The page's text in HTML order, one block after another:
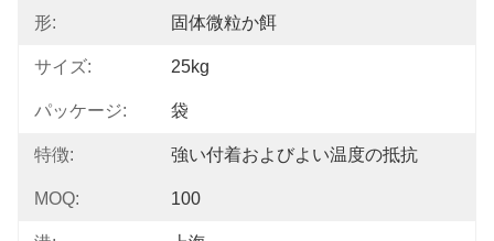
形: 固体微粒か餌
サイズ: 25kg
パッケージ: 袋
特徴: 強い付着およびよい温度の抵抗
MOQ: 100